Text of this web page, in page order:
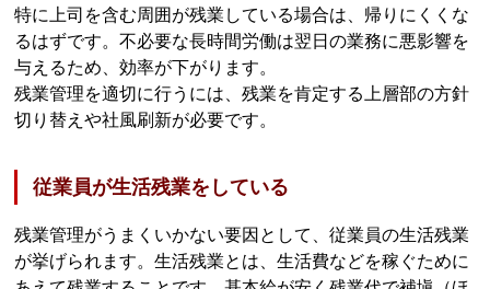
特に上司を含む周囲が残業している場合は、帰りにくくな
るはずです。不必要な長時間労働は翌日の業務に悪影響を
与えるため、効率が下がります。
残業管理を適切に行うには、残業を肯定する上層部の方針
切り替えや社風刷新が必要です。
従業員が生活残業をしている
残業管理がうまくいかない要因として、従業員の生活残業
が挙げられます。生活残業とは、生活費などを稼ぐために